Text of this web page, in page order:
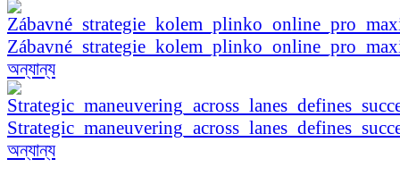
অন্যান্য
অন্যান্য